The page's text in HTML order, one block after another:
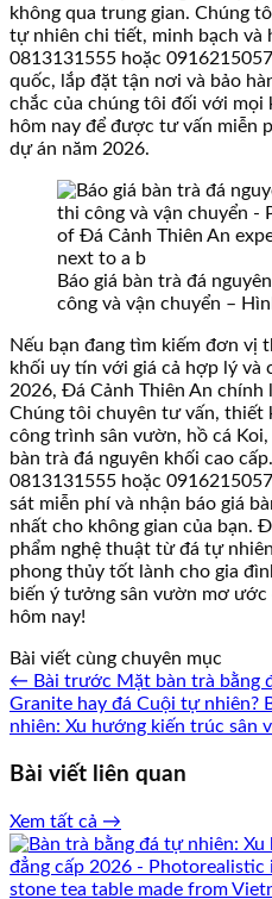
không qua trung gian. Chúng
tự nhiên chi tiết, minh bạch
0813131555 hoặc
quốc, lắp đặt tận nơi và bảo
chắc của chúng tôi đối với mọi
hôm nay để được tư vấn miễn
dự án năm 2026.
Báo giá bàn trà đá
công và vận chuyển –
Nếu bạn đang tìm kiếm đơn vị
khối uy tín với giá cả hợp lý
2026, Đá Cảnh Thiên An chính
Chúng tôi chuyên tư vấn, thiết
công trình sân vườn, hồ cá
bàn trà đá nguyên khối cao
0813131555 hoặc
sát miễn phí và nhận báo giá
nhất cho không gian của bạn.
phẩm nghệ thuật từ đá tự
phong thủy tốt lành cho gia
biến ý tưởng sân vườn mơ
hôm nay!
Bài viết cùng chuyên mục
← Bài trước Mặt bàn trà bằng
Granite hay đá Cuội tự nhiên?
nhiên: Xu hướng kiến trúc sân
Bài viết liên quan
Xem tất cả →